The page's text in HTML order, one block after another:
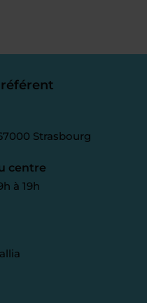
Strasbourg
centre
à 19h